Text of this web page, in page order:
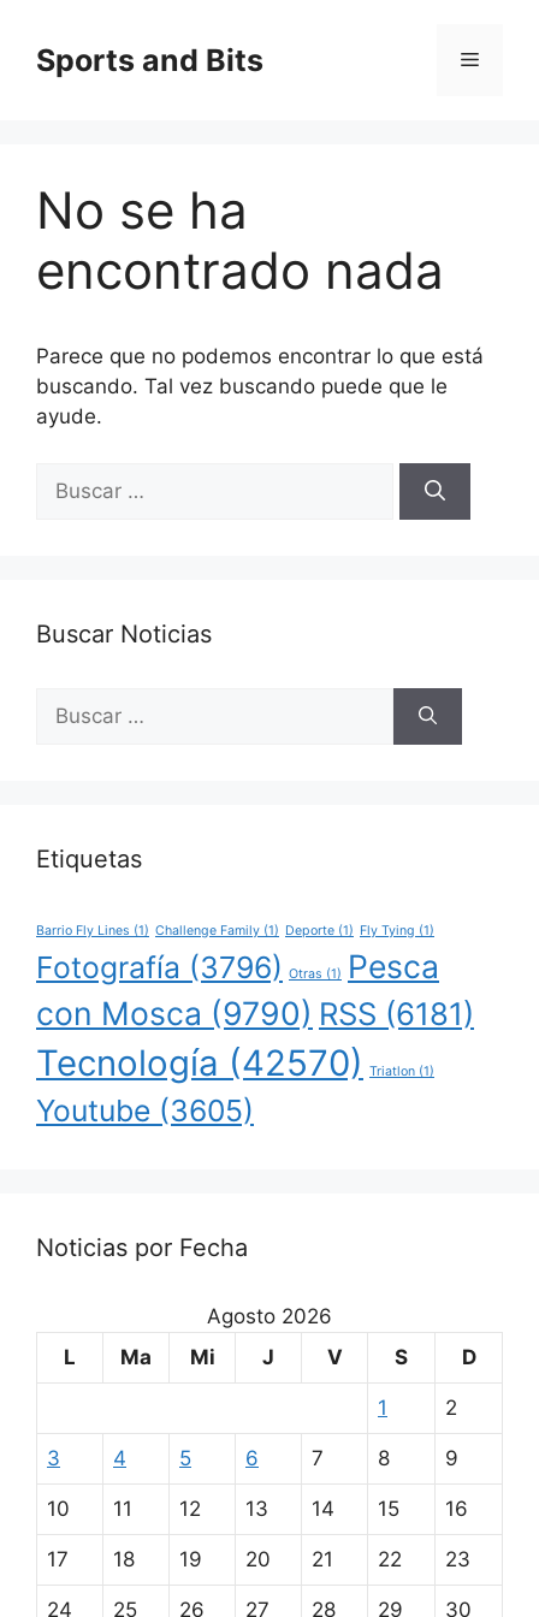
contenido
Sports and Bits Menú
No se ha
encontrado nada
Parece que no podemos encontrar lo que está
buscando. Tal vez buscando puede que le
ayude.
Buscar Noticias
Etiquetas
Barrio Fly Lines (1) Challenge Family (1) Deporte (1) Fly Tying (1)
Fotografía (3796) Otras (1)
Pesca
con Mosca (9790) RSS (6181)
Tecnología (42570) Triatlon (1)
Youtube (3605)
Noticias por Fecha
Agosto 2026
L
Ma Mi J V S D
1 2
3 4 5 6 7 8 9
10 11 12 13 14 15 16
17 18 19 20 21 22 23
24 25 26 27 28 29 30